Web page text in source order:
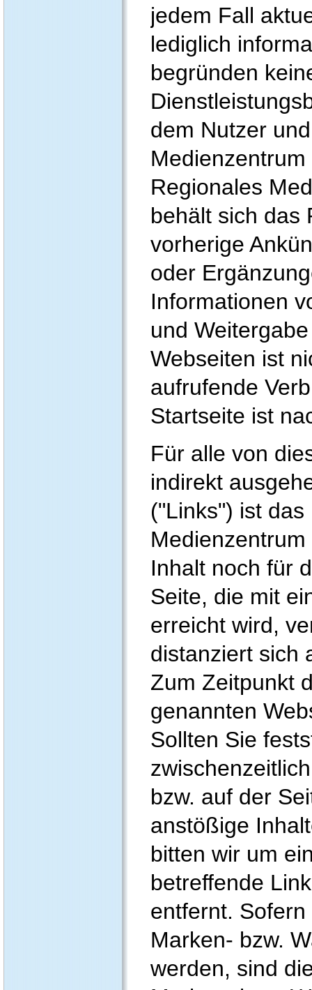
jedem Fall
lediglich
begründen
dem Nutzer
Regionales
behält sich das
vorherige
oder
Informationen
und
Webseiten ist
aufrufende
Startseite ist
Für alle von
indirekt
("Links") ist
Inhalt noch für
Seite, die mit
erreicht wird,
distanziert sich
Zum Zeitpunkt
genannten
Sollten Sie
bzw. auf der
anstößige
bitten wir um
betreffende
entfernt.
Marken- bzw.
werden, sind